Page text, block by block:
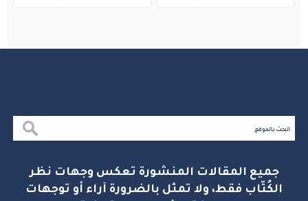
جميع المقالات المنشورة تعكس وجهات نظر
الكُتّاب فقط، ولا تمثل بالضرورة آراء أو توجهات